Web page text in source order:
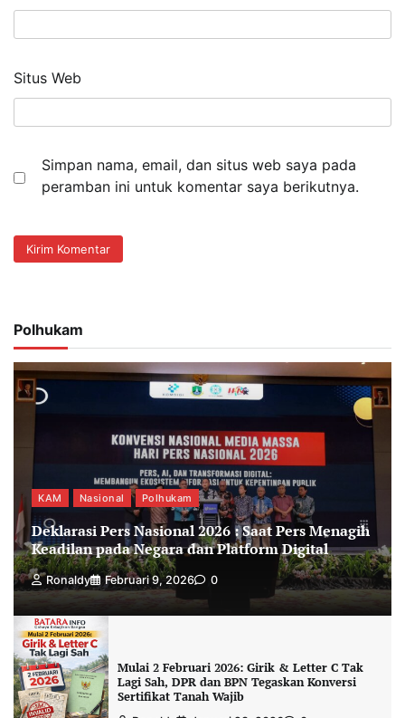
Situs Web
Simpan nama, email, dan situs web saya pada
peramban ini untuk komentar saya berikutnya.
Polhukam
KAM Nasional Polhukam
Deklarasi Pers Nasional 2026 : Saat Pers Menagih
Keadilan pada Negara dan Platform Digital
Ronaldy Februari 9, 2026 0
Mulai 2 Februari 2026: Girik & Letter C Tak
Lagi Sah, DPR dan BPN Tegaskan Konversi
Sertifikat Tanah Wajib